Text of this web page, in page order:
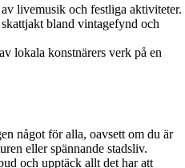
livemusik och festliga aktiviteter.
bland vintagefynd och
lokala konstnärers verk på en
något för alla, oavsett om du är
eller spännande stadsliv.
och upptäck allt det har att